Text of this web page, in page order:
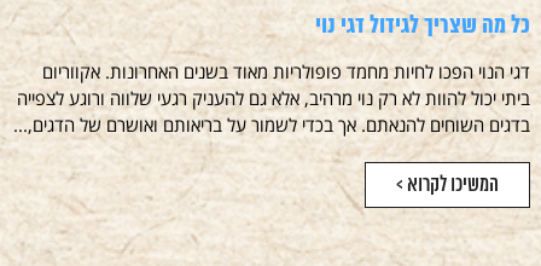
כל מה שצריך לגידול דגי נוי
דגי הנוי הפכו לחיות מחמד פופולריות מאוד בשנים האחרונות. אקווריום
ביתי יכול להוות לא רק נוי מרהיב, אלא גם להעניק רגעי שלווה ורוגע לצפייה
בדגים השוחים להנאתם. אך בכדי לשמור על בריאותם ואושרם של הדגים,...
המשיכו לקרוא >